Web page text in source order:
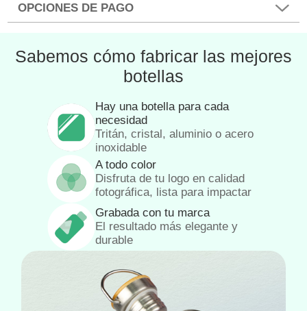
OPCIONES DE PAGO
Sabemos cómo fabricar las mejores
botellas
Hay una botella para cada
necesidad
Tritán, cristal, aluminio o acero
inoxidable
A todo color
Disfruta de tu logo en calidad
fotográfica, lista para impactar
Grabada con tu marca
El resultado más elegante y
durable